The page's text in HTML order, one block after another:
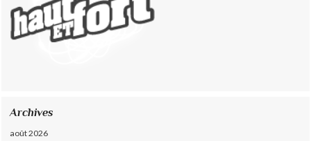
Archives
août 2026